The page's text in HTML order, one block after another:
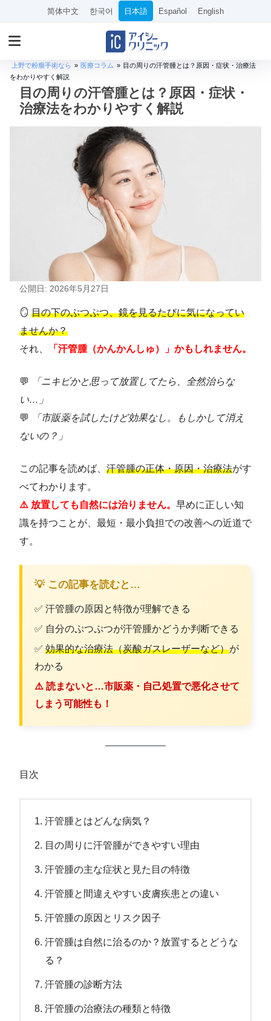
简体中文 한국어 日本語 Español English
上野で粉瘤手術なら » 医療コラム » 目の周りの汗管腫とは？原因・症状・治療法
をわかりやすく解説
目の周りの汗管腫とは？原因・症状・
治療法をわかりやすく解説
公開日: 2026年5月27日
🪞 目の下のぷつぷつ、鏡を見るたびに気になってい
ませんか？
それ、
「汗管腫（かんかんしゅ）」かもしれません。
💬
「ニキビかと思って放置してたら、全然治らな
い…」
💬
「市販薬を試したけど効果なし。もしかして消え
ないの？」
この記事を読めば、 汗管腫の正体・原因・治療法がす
べてわかります。
⚠️ 放置しても自然には治りません。 早めに正しい知
識を持つことが、最短・最小負担での改善への近道で
す。
💡 この記事を読むと…
✅ 汗管腫の原因と特徴が理解できる
✅ 自分のぷつぷつが汗管腫かどうか判断できる
✅ 効果的な治療法（炭酸ガスレーザーなど）が
わかる
⚠️ 読まないと…市販薬・自己処置で悪化させて
しまう可能性も！
目次
汗管腫とはどんな病気？
目の周りに汗管腫ができやすい理由
汗管腫の主な症状と見た目の特徴
汗管腫と間違えやすい皮膚疾患との違い
汗管腫の原因とリスク因子
汗管腫は自然に治るのか？放置するとどうな
る？
汗管腫の診断方法
汗管腫の治療法の種類と特徴